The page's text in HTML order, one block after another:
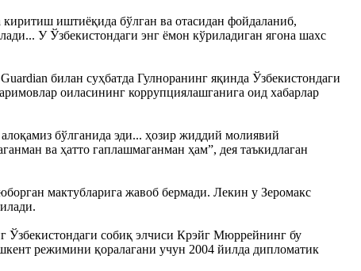
иштиёқида бўлган ва отасидан фойдаланиб,
У Ўзбекистондаги энг ёмон кўриладиган ягона шахс
билан суҳбатда Гулноранинг яқинда Ўзбекистондаги
оиласининг коррупциялашганига оид хабарлар
бўлганида эди... ҳозир жиддий молиявий
ва ҳатто гаплашмаганман ҳам”, дея таъкидлаган
мактубларига жавоб бермади. Лекин у Зеромакс
Ўзбекистондаги собиқ элчиси Крэйг Мюррейнинг бу
режимини қоралагани учун 2004 йилда дипломатик